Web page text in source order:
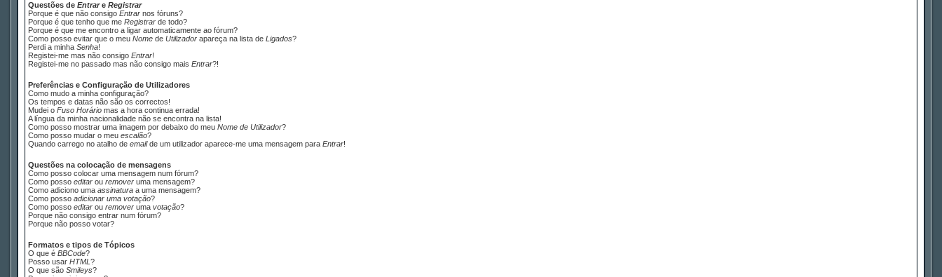
Questões de Entrare Registrar
Porque é que não consigo Entrar nos fóruns?
Porque é que tenho que me Registrar de todo?
Porque é que me encontro a ligar automaticamente ao fórum?
Como posso evitar que o meu Nome de Utilizador apareça na lista de Ligados?
Perdi a minha Senha!
Registei-me mas não consigo Entrar!
Registei-me no passado mas não consigo mais Entrar?!
Preferências e Configuração de Utilizadores
Como mudo a minha configuração?
Os tempos e datas não são os correctos!
Mudei o Fuso Horário mas a hora continua errada!
A língua da minha nacionalidade não se encontra na lista!
Como posso mostrar uma imagem por debaixo do meu Nome de Utilizador?
Como posso mudar o meu escalão?
Quando carrego no atalho de emailde um utilizador aparece-me uma mensagem para Entrar!
Questões na colocação de mensagens
Como posso colocar uma mensagem num fórum?
Como posso editar ou remover uma mensagem?
Como adiciono uma assinatura a uma mensagem?
Como posso adicionar uma votação?
Como posso editar ou remover uma votação?
Porque não consigo entrar num fórum?
Porque não posso votar?
Formatos e tipos de Tópicos
O que é BBCode?
Posso usar HTML ?
O que são Smileys?